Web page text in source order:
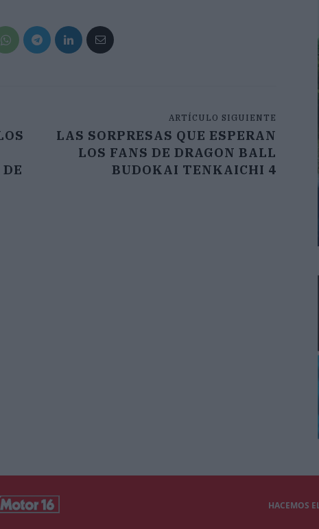
ARTÍCULO SIGUIENTE
LAS SORPRESAS QUE ESPERAN
LOS FANS DE DRAGON BALL
BUDOKAI TENKAICHI 4
HACEMOS